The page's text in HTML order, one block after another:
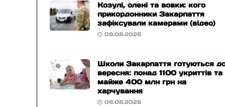
Козулі, олені та вовки: кого
прикордонники Закарпаття
зафіксували камерами (відео)
09.08.2026
Школи Закарпаття готуються
вересня: понад 1100 укриттів та
майже 400 млн грн на
харчування
09.08.2026